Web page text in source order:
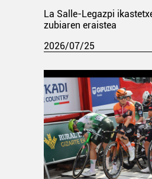
La Salle-Legazpi
zubiaren eraistea
2026/07/25